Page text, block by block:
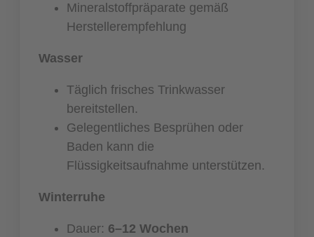
Mineralstoffpräparate gemäß
Herstellerempfehlung
Wasser
Täglich frisches Trinkwasser
bereitstellen.
Gelegentliches Besprühen oder
Baden kann die
Flüssigkeitsaufnahme unterstützen.
Winterruhe
Dauer: 6–12 Wochen